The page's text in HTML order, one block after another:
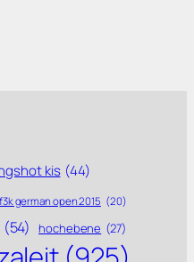
kis (44)
f3k german open 2015 (20)
(54) hochebene (27)